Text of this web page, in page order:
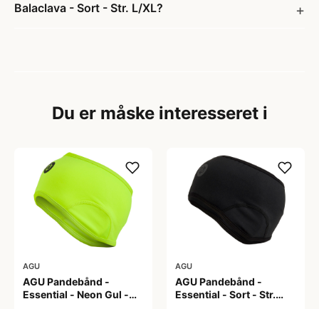
Balaclava - Sort - Str. L/XL?
Du er måske interesseret i
AGU
AGU Pandebånd -
Essential - Neon Gul -
AGU
AGU Pandebånd -
Essential - Sort - Str.